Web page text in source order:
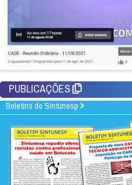
PUBLICAÇÕES
Boletins do Sintunesp